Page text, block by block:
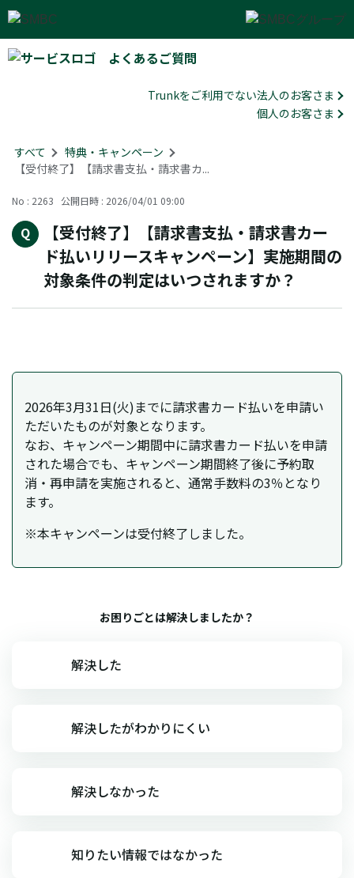
よくあるご質問
Trunkをご利用でない法人のお客さま
個人のお客さま
すべて > 特典・キャンペーン >
【受付終了】【請求書支払・請求書カ...
No : 2263 公開日時 : 2026/04/01 09:00
【受付終了】【請求書支払・請求書カー
ド払いリリースキャンペーン】実施期間の
対象条件の判定はいつされますか？
2026年3月31日(火)までに請求書カード払いを申請い
ただいたものが対象となります。
なお、キャンペーン期間中に請求書カード払いを申請
された場合でも、キャンペーン期間終了後に予約取
消・再申請を実施されると、通常手数料の3％となり
ます。
※本キャンペーンは受付終了しました。
お困りごとは解決しましたか？
解決した
解決したがわかりにくい
解決しなかった
知りたい情報ではなかった